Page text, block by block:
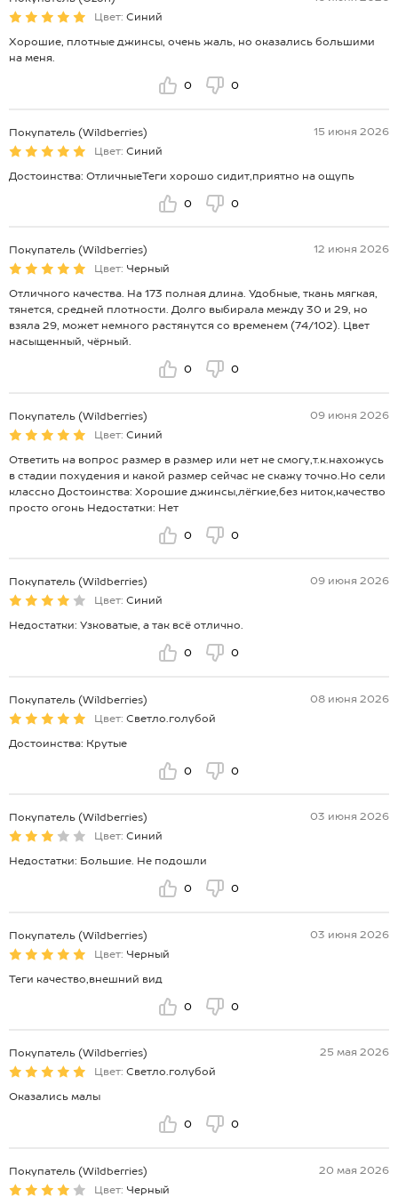
Цвет: Синий
Хорошие, плотные джинсы, очень жаль, но оказались большими
на меня.
0 0
Покупатель (Wildberries)
15 июня 2026
Цвет: Синий
Достоинства: ОтличныеТеги хорошо сидит,приятно на ощупь
0 0
Покупатель (Wildberries)
12 июня 2026
Цвет: Черный
Отличного качества. На 173 полная длина. Удобные, ткань мягкая,
тянется, средней плотности. Долго выбирала между 30 и 29, но
взяла 29, может немного растянутся со временем (74/102). Цвет
насыщенный, чёрный.
0 0
Покупатель (Wildberries)
09 июня 2026
Цвет: Синий
Ответить на вопрос размер в размер или нет не смогу,т.к.нахожусь
в стадии похудения и какой размер сейчас не скажу точно.Но сели
классно Достоинства: Хорошие джинсы,лёгкие,без ниток,качество
просто огонь Недостатки: Нет
0 0
Покупатель (Wildberries)
09 июня 2026
Цвет: Синий
Недостатки: Узковатые, а так всё отлично.
0 0
Покупатель (Wildberries)
08 июня 2026
Цвет: Светло.голубой
Достоинства: Крутые
0 0
Покупатель (Wildberries)
03 июня 2026
Цвет: Синий
Недостатки: Большие. Не подошли
0 0
Покупатель (Wildberries)
03 июня 2026
Цвет: Черный
Теги качество,внешний вид
0 0
Покупатель (Wildberries)
25 мая 2026
Цвет: Светло.голубой
Оказались малы
0 0
Покупатель (Wildberries)
20 мая 2026
Цвет: Черный